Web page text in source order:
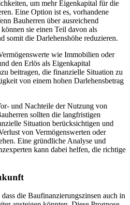
um mehr Eigenkapital für die
Eine Option ist es, vorhandene
Bauherren über ausreichend
sie einen Teil davon als
somit die Darlehenshöhe reduzieren.
wie Immobilien oder
den Erlös als Eigenkapital
beitragen, die finanzielle Situation zu
von einem hohen Darlehensbetrag
und Nachteile der Nutzung von
sollten die langfristigen
Situation berücksichtigen und
von Vermögenswerten oder
Eine gründliche Analyse und
kann dabei helfen, die richtige
die Baufinanzierungszinsen auch in